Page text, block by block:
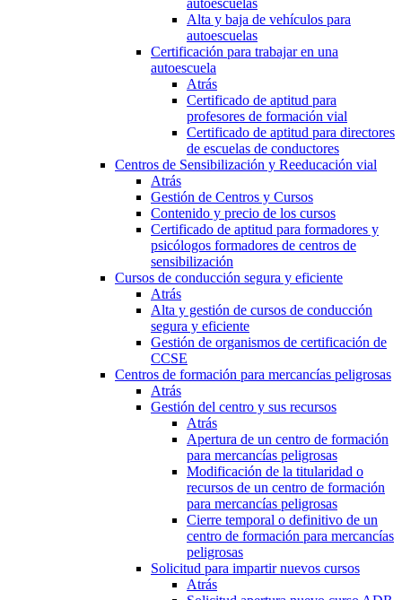
autoescuelas
Alta y baja de vehículos para
autoescuelas
Certificación para trabajar en una
autoescuela
Atrás
Certificado de aptitud para
profesores de formación vial
Certificado de aptitud para directores
de escuelas de conductores
Centros de Sensibilización y Reeducación vial
Atrás
Gestión de Centros y Cursos
Contenido y precio de los cursos
Certificado de aptitud para formadores y
psicólogos formadores de centros de
sensibilización
Cursos de conducción segura y eficiente
Atrás
Alta y gestión de cursos de conducción
segura y eficiente
Gestión de organismos de certificación de
CCSE
Centros de formación para mercancías peligrosas
Atrás
Gestión del centro y sus recursos
Atrás
Apertura de un centro de formación
para mercancías peligrosas
Modificación de la titularidad o
recursos de un centro de formación
para mercancías peligrosas
Cierre temporal o definitivo de un
centro de formación para mercancías
peligrosas
Solicitud para impartir nuevos cursos
Atrás